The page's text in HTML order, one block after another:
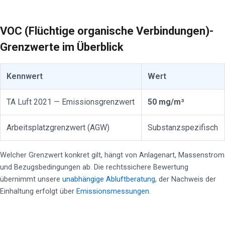
VOC (Flüchtige organische Verbindungen)-
Grenzwerte im Überblick
Kennwert Wert
TA Luft 2021 — Emissionsgrenzwert 50 mg/m³
Arbeitsplatzgrenzwert (AGW) Substanzspezifisch
Welcher Grenzwert konkret gilt, hängt von Anlagenart, Massenstrom
und Bezugsbedingungen ab. Die rechtssichere Bewertung
übernimmt unsere unabhängige Abluftberatung, der Nachweis der
Einhaltung erfolgt über Emissionsmessungen